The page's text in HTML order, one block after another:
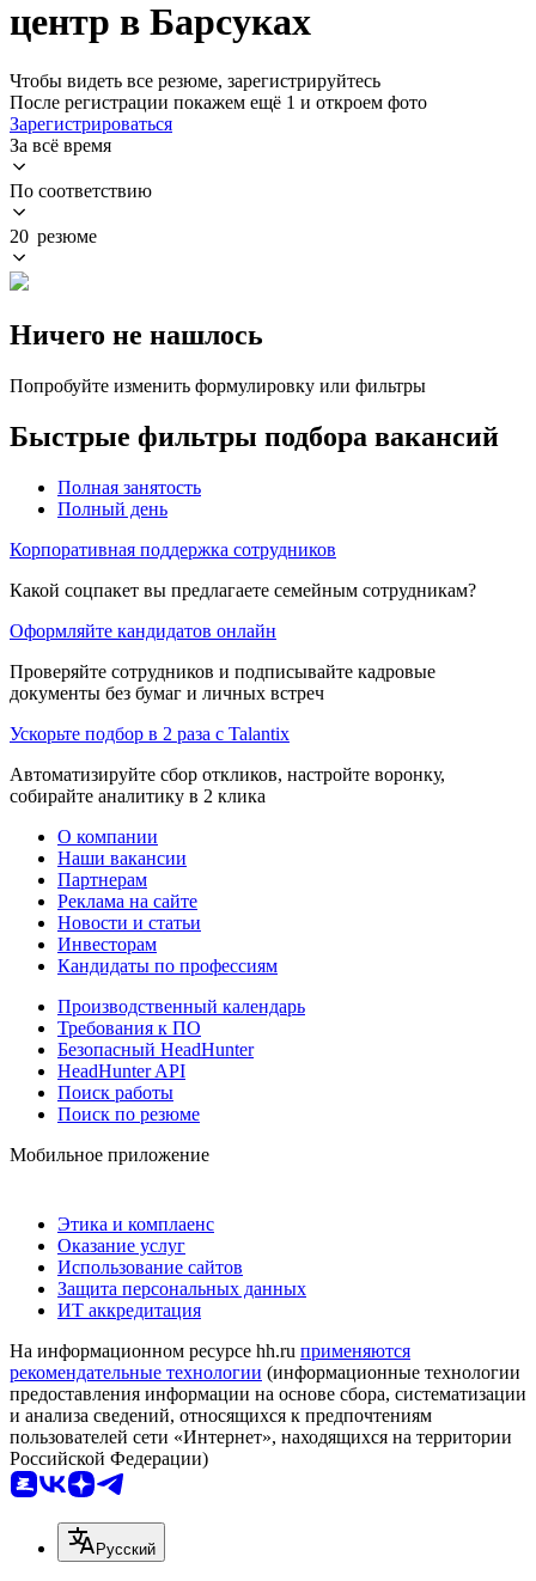
центр в Барсуках
Чтобы видеть все резюме, зарегистрируйтесь
После регистрации покажем ещё 1 и откроем фото
Зарегистрироваться
За всё время
По соответствию
20 резюме
Ничего не нашлось
Попробуйте изменить формулировку или фильтры
Быстрые фильтры подбора вакансий
Полная занятость
Полный день
Корпоративная поддержка сотрудников
Какой соцпакет вы предлагаете семейным сотрудникам?
Оформляйте кандидатов онлайн
Проверяйте сотрудников и подписывайте кадровые
документы без бумаг и личных встреч
Ускорьте подбор в 2 раза с Talantix
Автоматизируйте сбор откликов, настройте воронку,
собирайте аналитику в 2 клика
О компании
Наши вакансии
Партнерам
Реклама на сайте
Новости и статьи
Инвесторам
Кандидаты по профессиям
Производственный календарь
Требования к ПО
Безопасный HeadHunter
HeadHunter API
Поиск работы
Поиск по резюме
Мобильное приложение
Этика и комплаенс
Оказание услуг
Использование сайтов
Защита персональных данных
ИТ аккредитация
На информационном ресурсе hh.ru применяются
рекомендательные технологии (информационные технологии
предоставления информации на основе сбора, систематизации
и анализа сведений, относящихся к предпочтениям
пользователей сети «Интернет», находящихся на территории
Российской Федерации)
Русский